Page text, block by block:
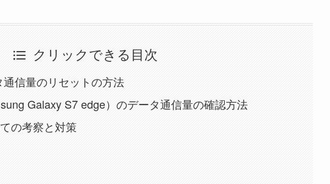
クリックできる目次
信量のリセットの方法
Galaxy S7 edge）のデータ通信量の確認方法
の考察と対策